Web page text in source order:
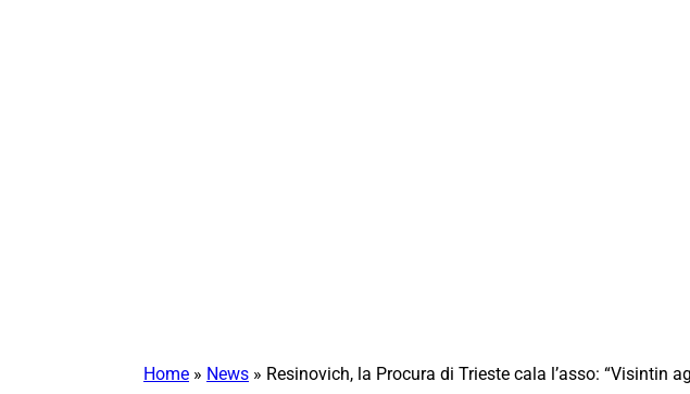
Home » News » Resinovich, la Procura di Trieste cala l’asso: “Visintin